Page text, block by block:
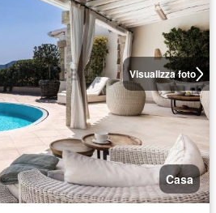
Visualizza foto
Casa